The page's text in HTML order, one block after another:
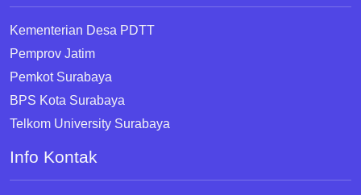
Kementerian Desa PDTT
Pemprov Jatim
Pemkot Surabaya
BPS Kota Surabaya
Telkom University Surabaya
Info Kontak